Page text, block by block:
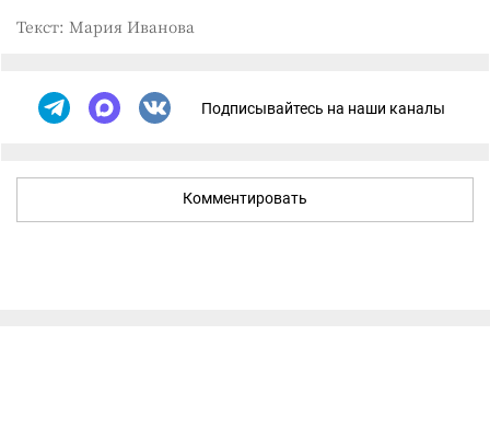
Текст: Мария Иванова
Подписывайтесь на наши каналы
Комментировать